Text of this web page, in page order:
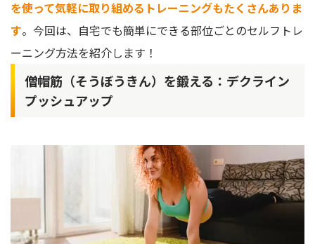
を使って気軽に取り組めるトレーニングもたくさんありま
す。今回は、自宅でも簡単にできる部位ごとのセルフトレ
ーニング方法を紹介します！
僧帽筋（そうぼうきん）を鍛える：デクライン
プッシュアップ